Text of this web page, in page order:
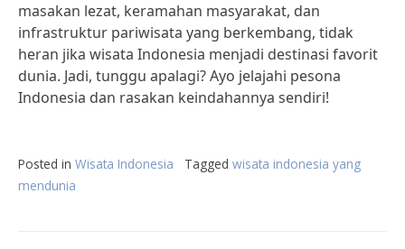
masakan lezat, keramahan masyarakat, dan
infrastruktur pariwisata yang berkembang, tidak
heran jika wisata Indonesia menjadi destinasi favorit
dunia. Jadi, tunggu apalagi? Ayo jelajahi pesona
Indonesia dan rasakan keindahannya sendiri!
Posted in Wisata Indonesia Tagged wisata indonesia yang
mendunia